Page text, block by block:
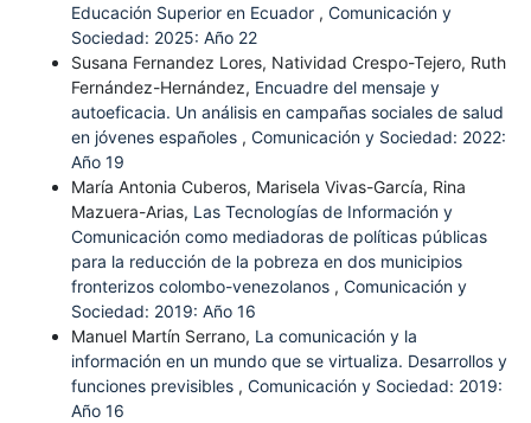
Educación Superior en Ecuador , Comunicación y
Sociedad: 2025: Año 22
Susana Fernandez Lores, Natividad Crespo-Tejero, Ruth
Fernández-Hernández, Encuadre del mensaje y
autoeficacia. Un análisis en campañas sociales de salud
en jóvenes españoles , Comunicación y Sociedad: 2022:
Año 19
María Antonia Cuberos, Marisela Vivas-García, Rina
Mazuera-Arias, Las Tecnologías de Información y
Comunicación como mediadoras de políticas públicas
para la reducción de la pobreza en dos municipios
fronterizos colombo-venezolanos , Comunicación y
Sociedad: 2019: Año 16
Manuel Martín Serrano, La comunicación y la
información en un mundo que se virtualiza. Desarrollos y
funciones previsibles , Comunicación y Sociedad: 2019:
Año 16